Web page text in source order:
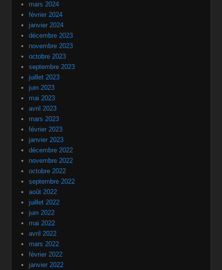
mars 2024
février 2024
janvier 2024
décembre 2023
novembre 2023
octobre 2023
septembre 2023
juillet 2023
juin 2023
mai 2023
avril 2023
mars 2023
février 2023
janvier 2023
décembre 2022
novembre 2022
octobre 2022
septembre 2022
août 2022
juillet 2022
juin 2022
mai 2022
avril 2022
mars 2022
février 2022
janvier 2022